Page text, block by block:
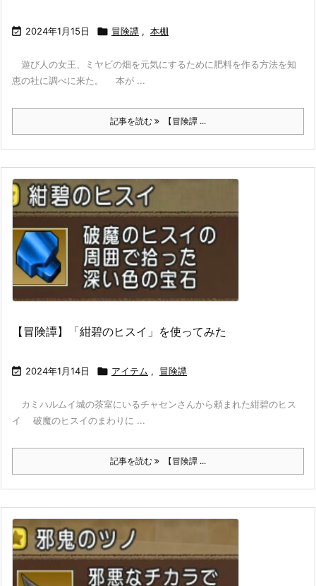
 2024年1月15日  冒険譚 , 本棚
遊び人の女王、ミヤビの畑を元気にするために肥料を作る方法を知
恵の社に調べに来た。 本が ...
記事を読む 【冒険譚 ...
【冒険譚】「紺碧のヒスイ」を使ってみた
 2024年1月14日  アイテム , 冒険譚
カミハルムイ城の茶室にいるチャセンさんから頼まれた紺碧のヒス
イ 破魔のヒスイのまわりに ...
記事を読む 【冒険譚 ...